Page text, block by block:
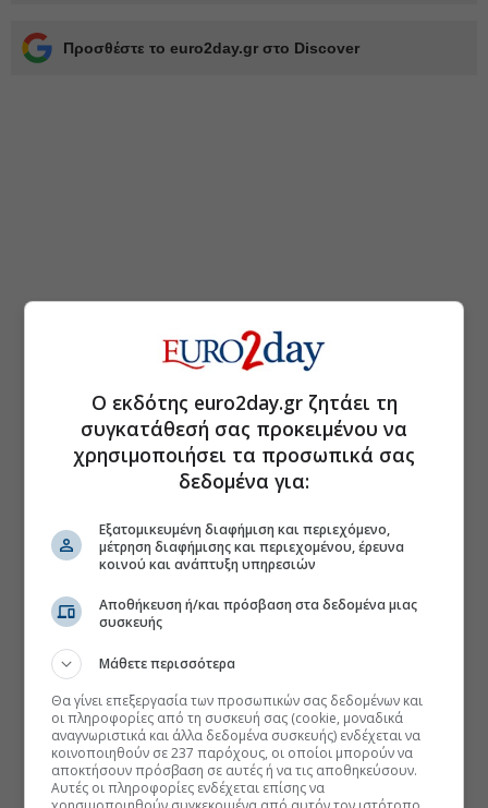
Προσθέστε το euro2day.gr στο Discover
Ο εκδότης euro2day.gr ζητάει τη
συγκατάθεσή σας προκειμένου να
χρησιμοποιήσει τα προσωπικά σας
δεδομένα για:
Εξατομικευμένη διαφήμιση και περιεχόμενο,
μέτρηση διαφήμισης και περιεχομένου, έρευνα
κοινού και ανάπτυξη υπηρεσιών
Αποθήκευση ή/και πρόσβαση στα δεδομένα μιας
συσκευής
Μάθετε περισσότερα
Θα γίνει επεξεργασία των προσωπικών σας δεδομένων και
οι πληροφορίες από τη συσκευή σας (cookie, μοναδικά
αναγνωριστικά και άλλα δεδομένα συσκευής) ενδέχεται να
κοινοποιηθούν σε 237 παρόχους, οι οποίοι μπορούν να
αποκτήσουν πρόσβαση σε αυτές ή να τις αποθηκεύσουν.
Αυτές οι πληροφορίες ενδέχεται επίσης να